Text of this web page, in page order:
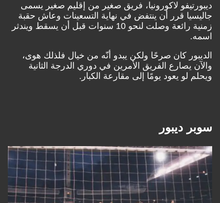
ديبورتيفو لاكورونيا، فريق صغير من إقليم صغير يسمى
جاليسيا قرر أن ينتفض في نهاية التسعينات وعاش حقبة
زمنية رائعة وصلت لنحو 10 سنوات قبل أن يسقط ويندثر
اسمه.
الديبور كان صرحًا ولكن يبدو أنّه من خيال فلذلك هوى،
والآن يصارع الفريق الأمرين في دوري الدرجة الثانية
ويحلم لو يعود يومًا إلى مقارعة الكبار.
سوبر ديبور